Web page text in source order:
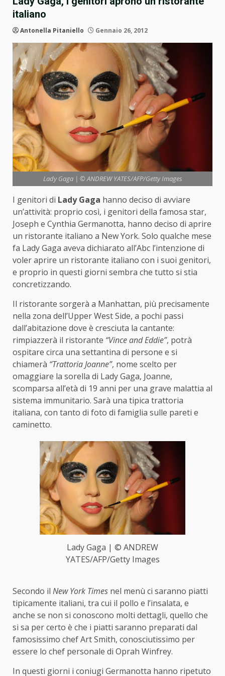
italiano
Antonella Pitaniello Gennaio 26, 2012
Lady Gaga | © ANDREW YATES/AFP/Getty Images
I genitori di Lady Gaga hanno deciso di avviare
un’attività: proprio così, i genitori della famosa star,
Joseph e Cynthia Germanotta, hanno deciso di aprire
un ristorante italiano a New York. Solo qualche mese
fa Lady Gaga aveva dichiarato all’Abc l’intenzione di
voler aprire un ristorante italiano con i suoi genitori,
e proprio in questi giorni sembra che tutto si stia
concretizzando.
Il ristorante sorgerà a Manhattan, più precisamente
nella zona dell’Upper West Side, a pochi passi
dall’abitazione dove è cresciuta la cantante:
rimpiazzerà il ristorante “Vince and Eddie”, potrà
ospitare circa una settantina di persone e si
chiamerà “Trattoria Joanne”, nome scelto per
omaggiare la sorella di Lady Gaga, Joanne,
scomparsa all’età di 19 anni per una grave malattia al
sistema immunitario. Sarà una tipica trattoria
italiana, con tanto di foto di famiglia sulle pareti e
caminetto.
Lady Gaga | © ANDREW
YATES/AFP/Getty Images
Secondo il New York Times nel menù ci saranno piatti
tipicamente italiani, tra cui il pollo e l’insalata, e
anche se non si conoscono molti dettagli, quello che
si sa per certo è che i piatti saranno preparati dal
famosissimo chef Art Smith, conosciutissimo per
essere lo chef personale di Oprah Winfrey.
In questi giorni i coniugi Germanotta hanno ripetuto